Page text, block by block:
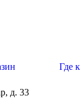
Где
д. 33